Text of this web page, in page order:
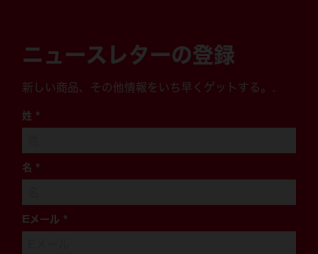
ニュースレターの登録
新しい商品、その他情報をいち早くゲットする。.
姓 *
名 *
Eメール *